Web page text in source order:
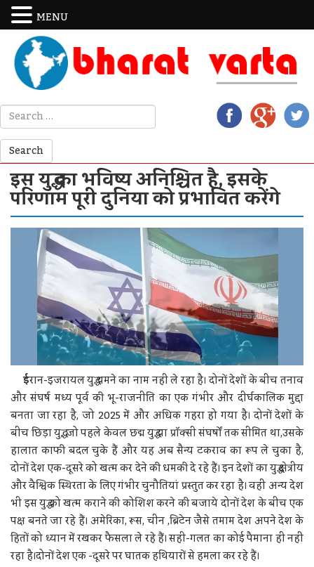
इस युद्ध का भविष्य अनिश्चित है, इसके
परिणाम पूरी दुनिया को प्रभावित करेंगे
ईरान-इजरायल युद्ध थमने का नाम नहीं ले रहा है। दोनों देशों के बीच तनाव
और संघर्ष मध्य पूर्व की भू-राजनीति का एक गंभीर और दीर्घकालिक मुद्दा
बनता जा रहा है, जो 2025 में और अधिक गहरा हो गया है। दोनों देशों के
बीच छिड़ा युद्ध, जो पहले केवल छद्म युद्ध या प्रॉक्सी संघर्षों तक सीमित था,उसके
हालात काफी बदल चुके हैं और यह अब सैन्य टकराव का रूप ले चुका है,
दोनों देश एक-दूसरे को खत्म कर देने की धमकी दे रहे हैं। इन देशों का युद्ध क्षेत्रीय
और वैश्विक स्थिरता के लिए गंभीर चुनौतियां प्रस्तुत कर रहा है। वहीं अन्य देश
भी इस युद्ध को खत्म कराने की कोशिश करने की बजाये दोनों देश के बीच एक
पक्ष बनते जा रहे हैं। अमेरिका, रूस, चीन ,ब्रिटेन जैसे तमाम देश अपने देश के
हितों को ध्यान में रखकर फैसला ले रहे हैं। सही-गलत का कोई पैमाना ही नहीं
रहा है।दोनों देश एक -दूसरे पर घातक हथियारों से हमला कर रहे हैं।
MENU